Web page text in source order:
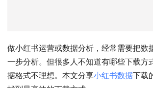
做小红书运营或数据分析，经常需要把数
一步分析。但很多人不知道有哪些下载方
据格式不理想。本文分享小红书数据下载